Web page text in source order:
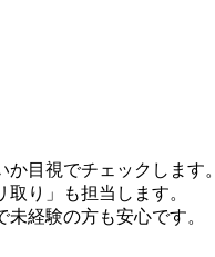
目視でチェックします。
り」も担当します。
経験の方も安心です。